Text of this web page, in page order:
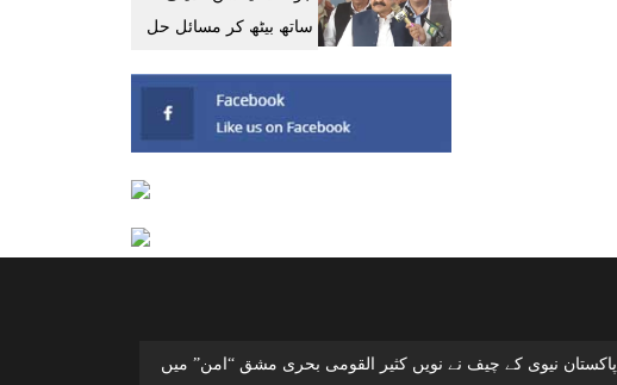
پیش کر دیں
ساتھ بیٹھ کر مسائل حل
پاکستان نیوی کے چیف نے نویں کثیر القومی بحری مشق “امن” میں